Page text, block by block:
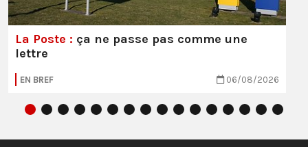
La Poste : ça ne passe pas comme une
lettre
EN BREF 06/08/2026